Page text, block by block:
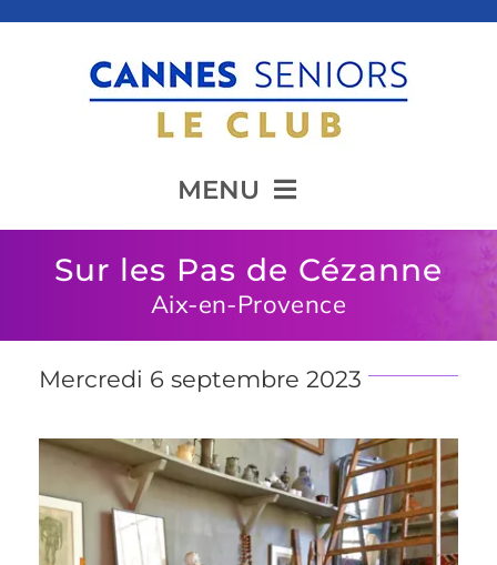
MENU
Accueil
Animation
Prévention
Sur les Pas de Cézanne
Aix-en-Provence
Mercredi 6 septembre 2023